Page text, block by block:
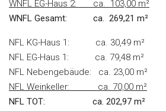
WNFL EG-Haus 2: ca. 103,00 m²
WNFL Gesamt: ca. 269,21 m²
NFL KG-Haus 1: ca. 30,49 m²
NFL EG-Haus 1: ca. 79,48 m²
NFL Nebengebäude: ca. 23,00 m²
NFL Weinkeller: ca. 70,00 m²
NFL TOT: ca. 202,97 m²